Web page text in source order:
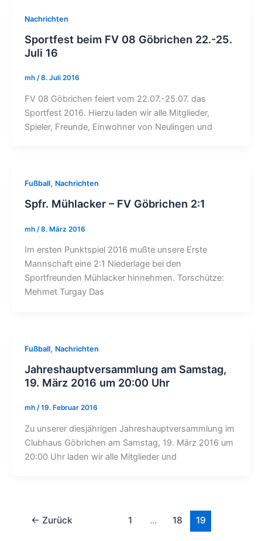
Nachrichten
Sportfest beim FV 08 Göbrichen 22.-25.
Juli 16
mh /8. Juli 2016
FV 08 Göbrichen feiert vom 22.07.-25.07. das
Sportfest 2016. Hierzu laden wir alle Mitglieder,
Spieler, Freunde, Einwohner von Neulingen und
Fußball, Nachrichten
Spfr. Mühlacker – FV Göbrichen 2:1
mh /8. März 2016
Im ersten Punktspiel 2016 mußte unsere Erste
Mannschaft eine 2:1 Niederlage bei den
Sportfreunden Mühlacker hinnehmen. Torschütze:
Mehmet Turgay Das
Fußball, Nachrichten
Jahreshauptversammlung am Samstag,
19. März 2016 um 20:00 Uhr
mh /19. Februar 2016
Zu unserer diesjährigen Jahreshauptversammlung im
Clubhaus Göbrichen am Samstag, 19. März 2016 um
20:00 Uhr laden wir alle Mitglieder und
← Zurück 1 … 18 19